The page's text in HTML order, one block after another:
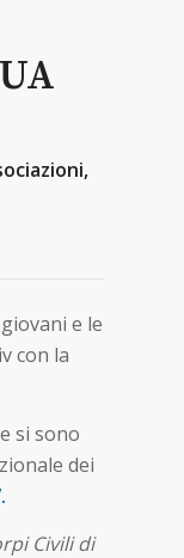
e le
con la
si sono
dei
Civili di